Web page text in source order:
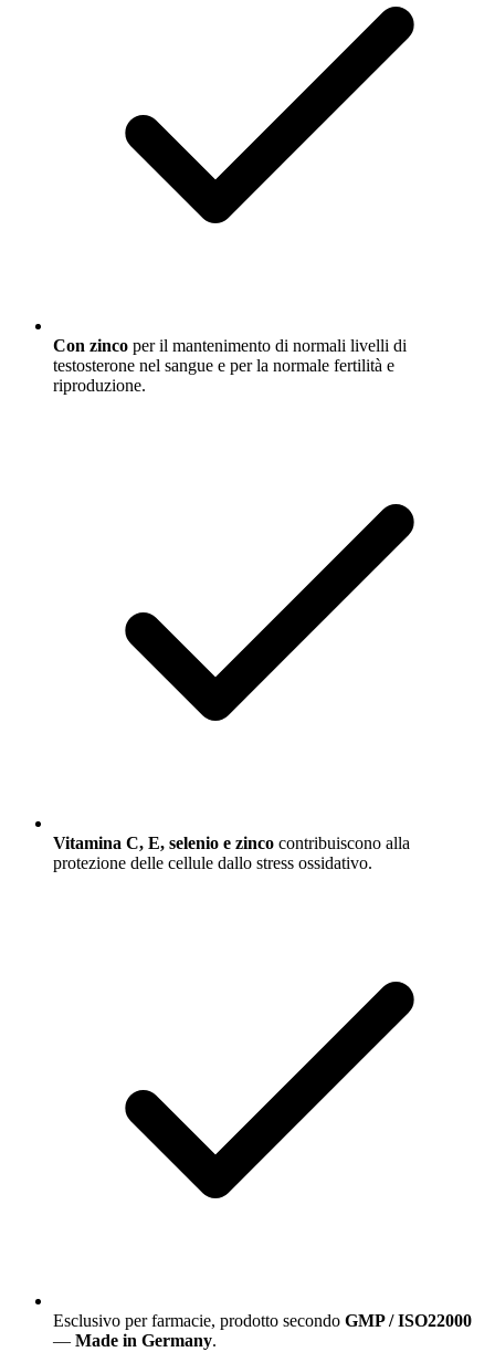
Con zinco per il mantenimento di normali livelli di
testosterone nel sangue e per la normale fertilità e
riproduzione.
Vitamina C, E, selenio e zinco contribuiscono alla
protezione delle cellule dallo stress ossidativo.
Esclusivo per farmacie, prodotto secondo GMP / ISO22000
— Made in Germany.